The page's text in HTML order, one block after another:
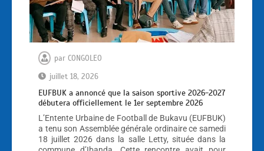
par CONGOLEO
juillet 18, 2026
EUFBUK a annoncé que la saison sportive 2026-2027
débutera officiellement le 1er septembre 2026
L’Entente Urbaine de Football de Bukavu (EUFBUK)
a tenu son Assemblée générale ordinaire ce samedi
18 juillet 2026 dans la salle Letty, située dans la